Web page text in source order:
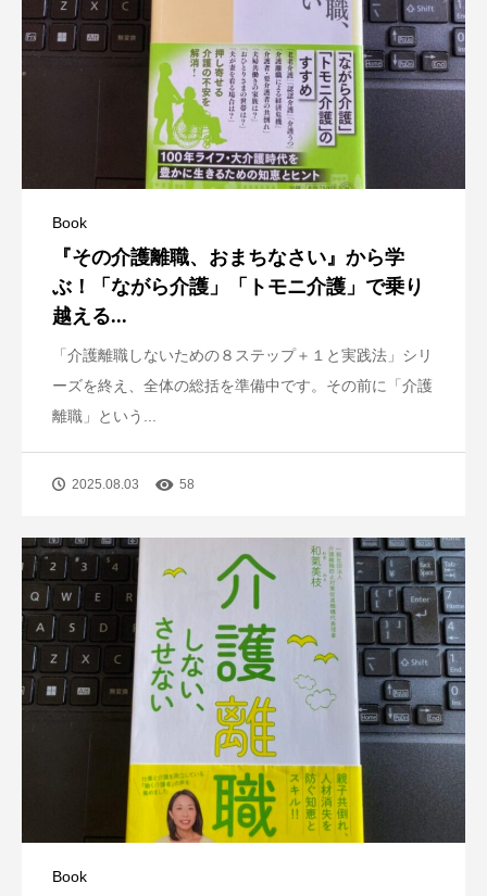
Book
『その介護離職、おまちなさい』から学
ぶ！「ながら介護」「トモニ介護」で乗り
越える...
「介護離職しないための８ステップ＋１と実践法」シリ
ーズを終え、全体の総括を準備中です。その前に「介護
離職」という...
2025.08.03 58
Book